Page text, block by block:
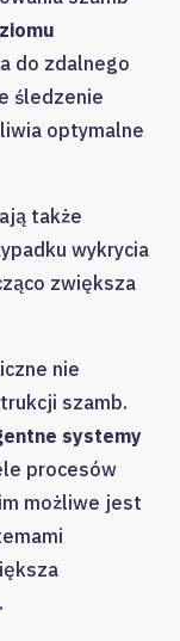
do zdalnego
śledzenie
optymalne
także
wykrycia
zwiększa
nie
szamb.
systemy
procesów
możliwe jest